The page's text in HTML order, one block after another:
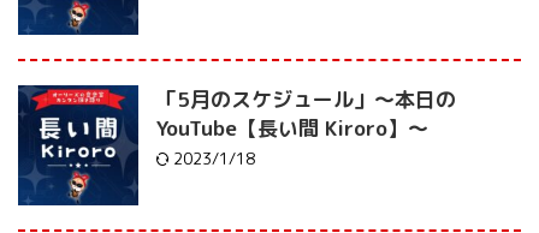
「5月のスケジュール」〜本日の
YouTube【長い間 Kiroro】〜
2023/1/18